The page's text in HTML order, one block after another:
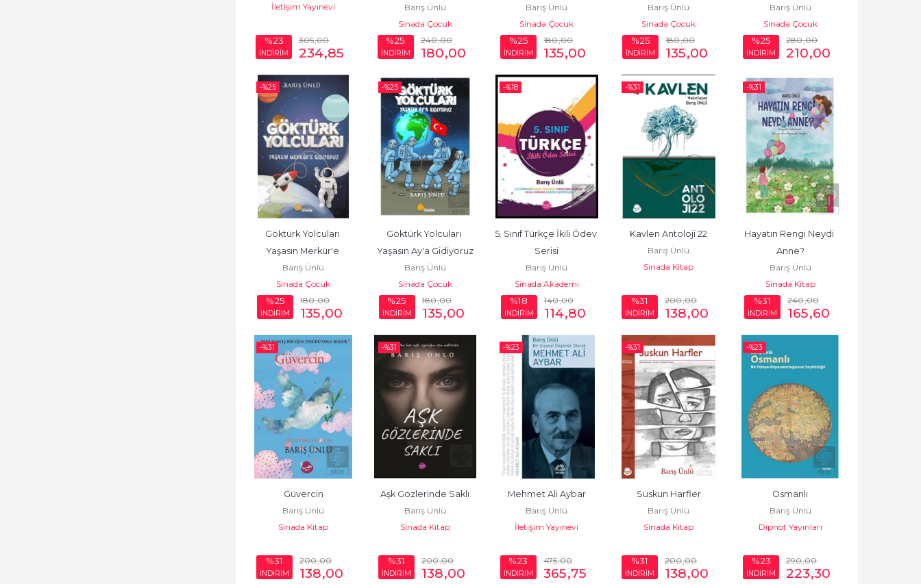
İletişim Yayınevi
%23
İNDİRİM
305,00
234,85
Devlerine Gidiyoruz
Barış Ünlü
Sinada Çocuk
%25
İNDİRİM
240,00
180,00
Barış Ünlü
Sinada Çocuk
%25
İNDİRİM
180,00
135,00
Gidiyoruz
Barış Ünlü
Sinada Çocuk
%25
İNDİRİM
180,00
135,00
Barış Ünlü
Sinada Çocuk
%25
İNDİRİM
280,00
210,00
-%25
Göktürk Yolcuları
Yaşasın Merkür'e
Gidiyoruz
Barış Ünlü
Sinada Çocuk
%25
İNDİRİM
180,00
135,00
-%25
Göktürk Yolcuları
Yaşasın Ay'a Gidiyoruz
Barış Ünlü
Sinada Çocuk
%25
İNDİRİM
180,00
135,00
-%18
5. Sınıf Türkçe İkili Ödev
Serisi
Barış Ünlü
Sinada Akademi
%18
İNDİRİM
140,00
114,80
-%31
Kavlen Antoloji 22
Barış Ünlü
Sinada Kitap
%31
İNDİRİM
200,00
138,00
-%31
Hayatın Rengi Neydi
Anne?
Barış Ünlü
Sinada Kitap
%31
İNDİRİM
240,00
165,60
-%31
Güvercin
Barış Ünlü
Sinada Kitap
%31
İNDİRİM
200,00
138,00
-%31
Aşk Gözlerinde Saklı
Barış Ünlü
Sinada Kitap
%31
İNDİRİM
200,00
138,00
-%23
Mehmet Ali Aybar
Barış Ünlü
İletişim Yayınevi
%23
İNDİRİM
475,00
365,75
-%31
Suskun Harfler
Barış Ünlü
Sinada Kitap
%31
İNDİRİM
200,00
138,00
-%23
Osmanlı
Barış Ünlü
Dipnot Yayınları
%23
İNDİRİM
290,00
223,30